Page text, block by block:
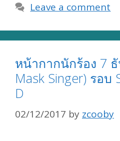
Leave a comment
หน้ากากนักร้อง 7
Mask Singer) รอบ
D
02/12/2017 by zcooby